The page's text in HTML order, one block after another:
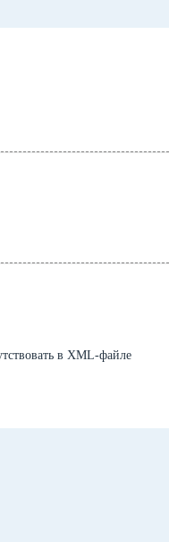
в XML-файле